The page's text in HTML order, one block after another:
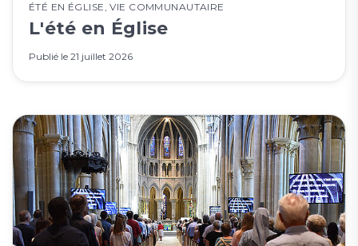
ÉTÉ EN ÉGLISE,VIE COMMUNAUTAIRE
L'été en Église
Publié le 21 juillet 2026